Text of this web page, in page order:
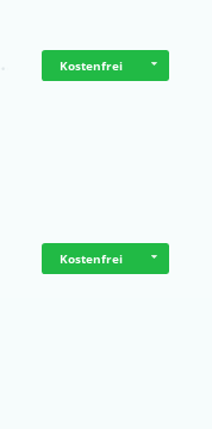
Kostenfrei
Kostenfrei